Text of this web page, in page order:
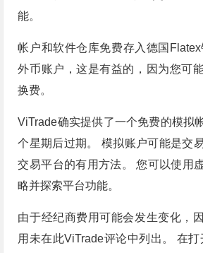
能。
帐户和软件仓库免费存入德国
外币账户，这是有益的，因为您可
换费。
ViTrade确实提供了一个免费的模拟
个星期后过期。 模拟账户可能是交
交易平台的有用方法。 您可以使用
略并探索平台功能。
由于经纪商费用可能会发生变化，
用未在此ViTrade评论中列出。 在